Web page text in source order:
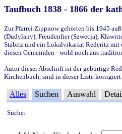
Taufbuch 1838 - 1866 der
Zur Pfarrei Zippnow gehörten bis 1945
(Dudylany), Freudenfier (Szwecja),
Stabitz und ein Lokalvikariat Rederitz mit
diesen Gemeinden - wohl noch aus
Autor dieser Abschrift ist der gebürtige
Kirchenbuch, sind in dieser Liste korrigiert
Alles Suchen Auswahl
Suche: